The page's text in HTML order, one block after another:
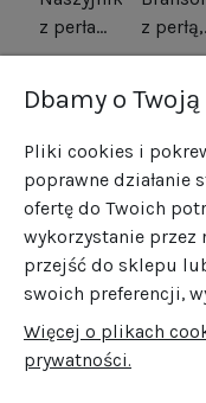
z perłami
srebro
422,10 zł
z perłą,
srebro
166,50
Dbamy o
Pliki cookies i
poprawne działanie
ofertę do Twoich
wykorzystanie przez
przejść do sklepu
swoich preferencji,
Więcej o plikach
prywatności.